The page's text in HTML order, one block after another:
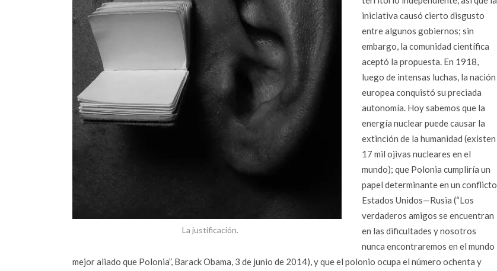
La justificación.
iniciativa causó cierto disgusto
entre algunos gobiernos; sin
embargo, la comunidad científica
aceptó la propuesta. En 1918,
luego de intensas luchas, la nación
europea conquistó su preciada
autonomía. Hoy sabemos que la
energía nuclear puede causar la
extinción de la humanidad (existen
17 mil ojivas nucleares en el
mundo); que Polonia cumpliría un
papel determinante en un conflicto
Estados Unidos—Rusia (“Los
verdaderos amigos se encuentran
en las dificultades y nosotros
nunca encontraremos en el mundo
mejor aliado que Polonia”, Barack Obama, 3 de junio de 2014), y que el polonio ocupa el número ochenta y